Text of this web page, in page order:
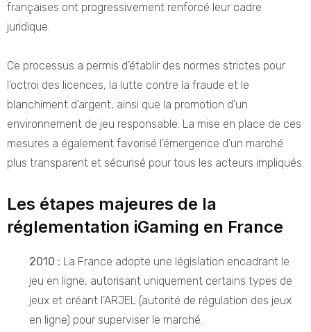
françaises ont progressivement renforcé leur cadre
juridique.
Ce processus a permis d’établir des normes strictes pour
l’octroi des licences, la lutte contre la fraude et le
blanchiment d’argent, ainsi que la promotion d’un
environnement de jeu responsable. La mise en place de ces
mesures a également favorisé l’émergence d’un marché
plus transparent et sécurisé pour tous les acteurs impliqués.
Les étapes majeures de la
réglementation iGaming en France
2010 : La France adopte une législation encadrant le
jeu en ligne, autorisant uniquement certains types de
jeux et créant l’ARJEL (autorité de régulation des jeux
en ligne) pour superviser le marché.